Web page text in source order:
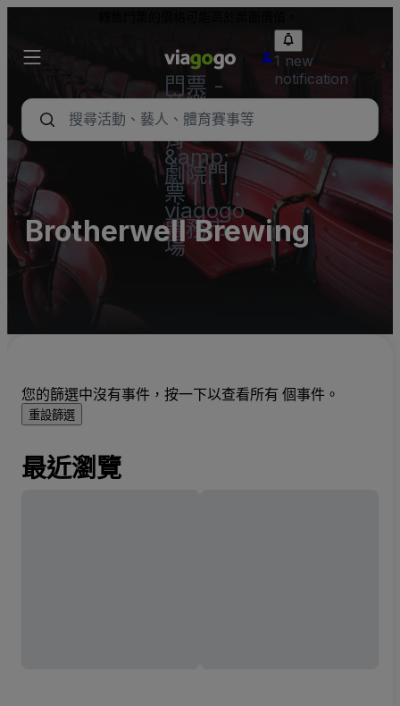
門票 -
音樂
會、體
育
&amp;
劇院門
票 |
viagogo
票務市
場
1 new
notification
Brotherwell Brewing
您的篩選中沒有事件，按一下以查看所有 個事件。
重設篩選
最近瀏覽